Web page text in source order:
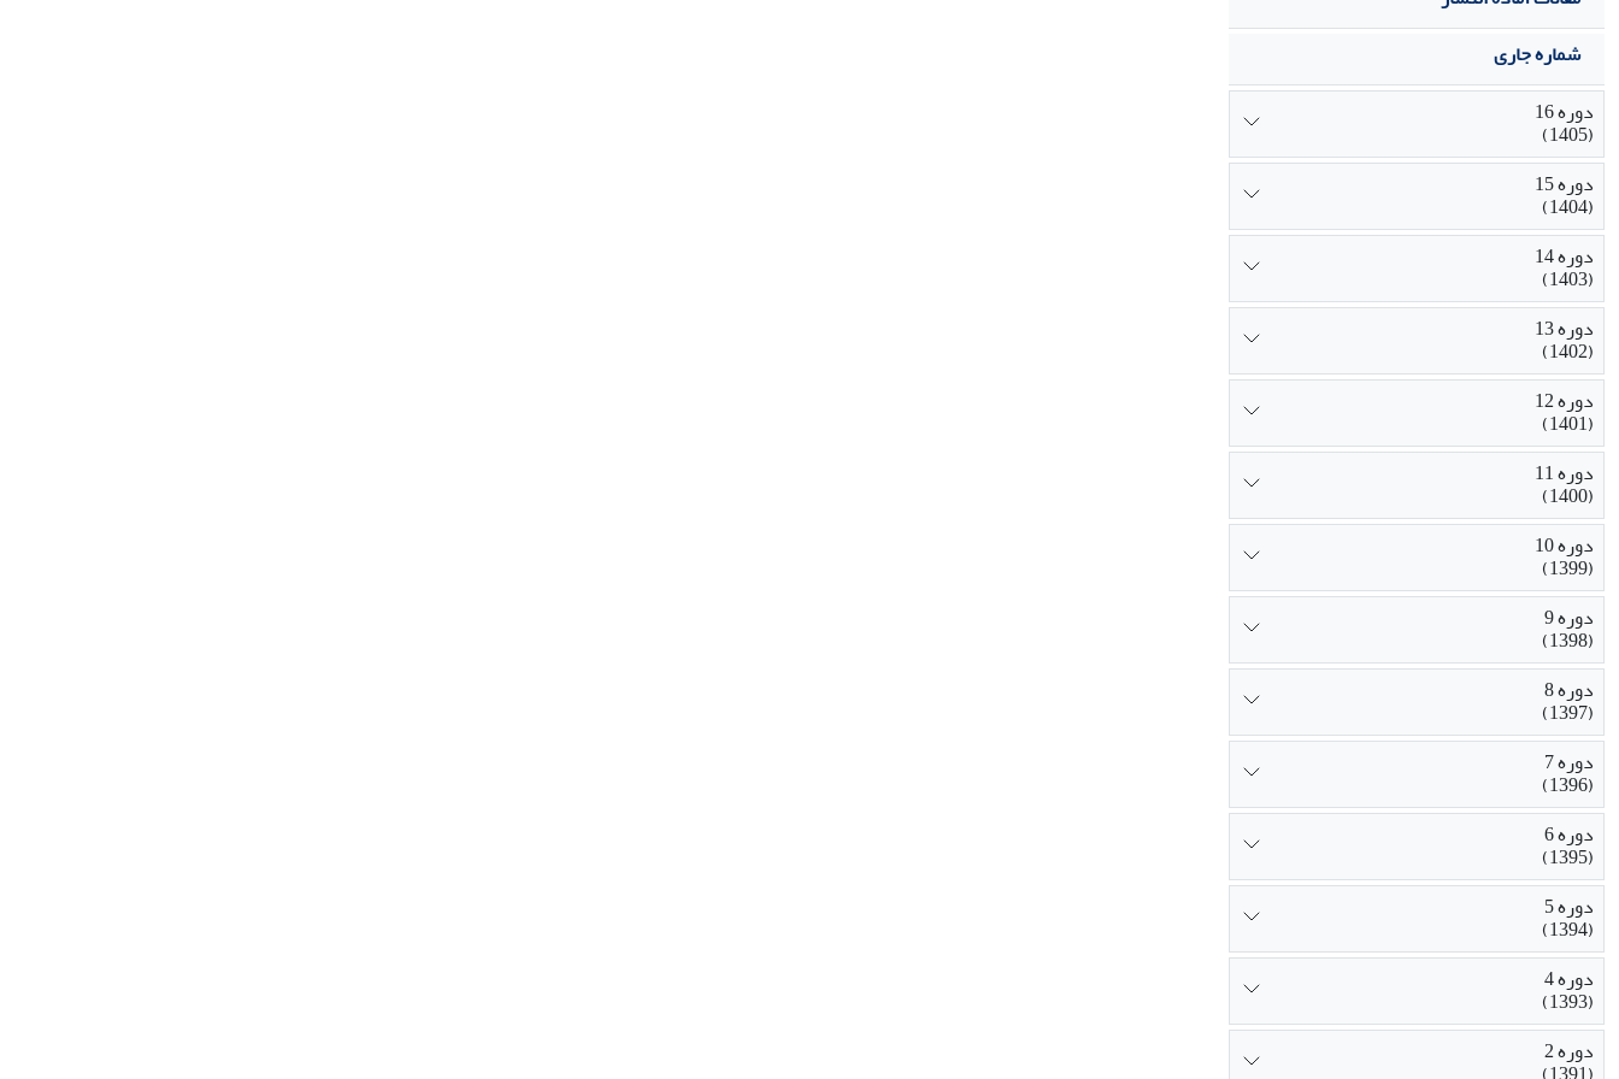
شماره جاری
دوره 16
(1405)
دوره 15
(1404)
دوره 14
(1403)
دوره 13
(1402)
دوره 12
(1401)
دوره 11
(1400)
دوره 10
(1399)
دوره 9
(1398)
دوره 8
(1397)
دوره 7
(1396)
دوره 6
(1395)
دوره 5
(1394)
دوره 4
(1393)
دوره 2